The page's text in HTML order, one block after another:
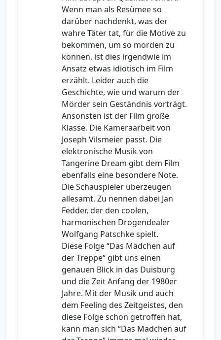
Wenn man als Resümee so
darüber nachdenkt, was der
wahre Täter tat, für die Motive zu
bekommen, um so morden zu
können, ist dies irgendwie im
Ansatz etwas idiotisch im Film
erzählt. Leider auch die
Geschichte, wie und warum der
Mörder sein Geständnis vorträgt.
Ansonsten ist der Film große
Klasse. Die Kameraarbeit von
Joseph Vilsmeier passt. Die
elektronische Musik von
Tangerine Dream gibt dem Film
ebenfalls eine besondere Note.
Die Schauspieler überzeugen
allesamt. Zu nennen dabei Jan
Fedder, der den coolen,
harmonischen Drogendealer
Wolfgang Patschke spielt.
Diese Folge “Das Mädchen auf
der Treppe“ gibt uns einen
genauen Blick in das Duisburg
und die Zeit Anfang der 1980er
Jahre. Mit der Musik und auch
dem Feeling des Zeitgeistes, den
diese Folge schon getroffen hat,
kann man sich “Das Mädchen auf